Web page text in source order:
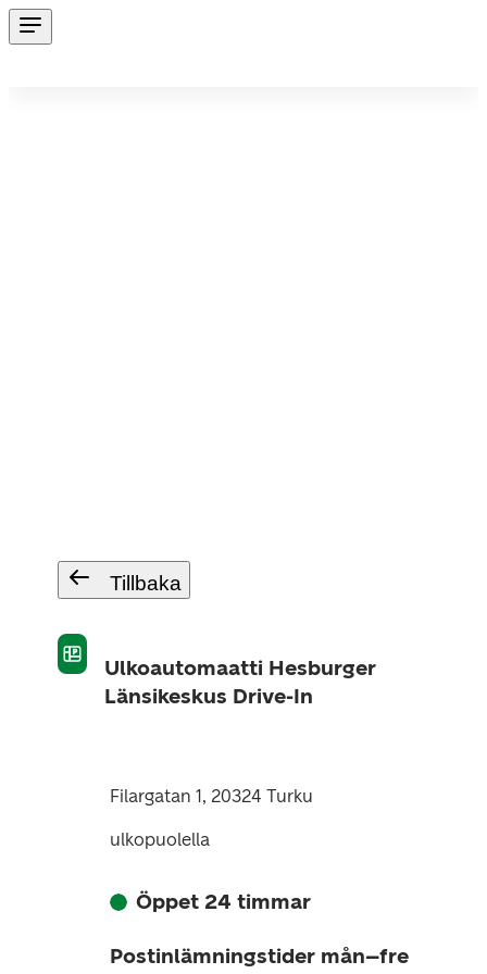
Tillbaka
Ulkoautomaatti Hesburger
Länsikeskus Drive-In
Filargatan 1, 20324 Turku
ulkopuolella
Öppet 24 timmar
Postinlämningstider mån–fre